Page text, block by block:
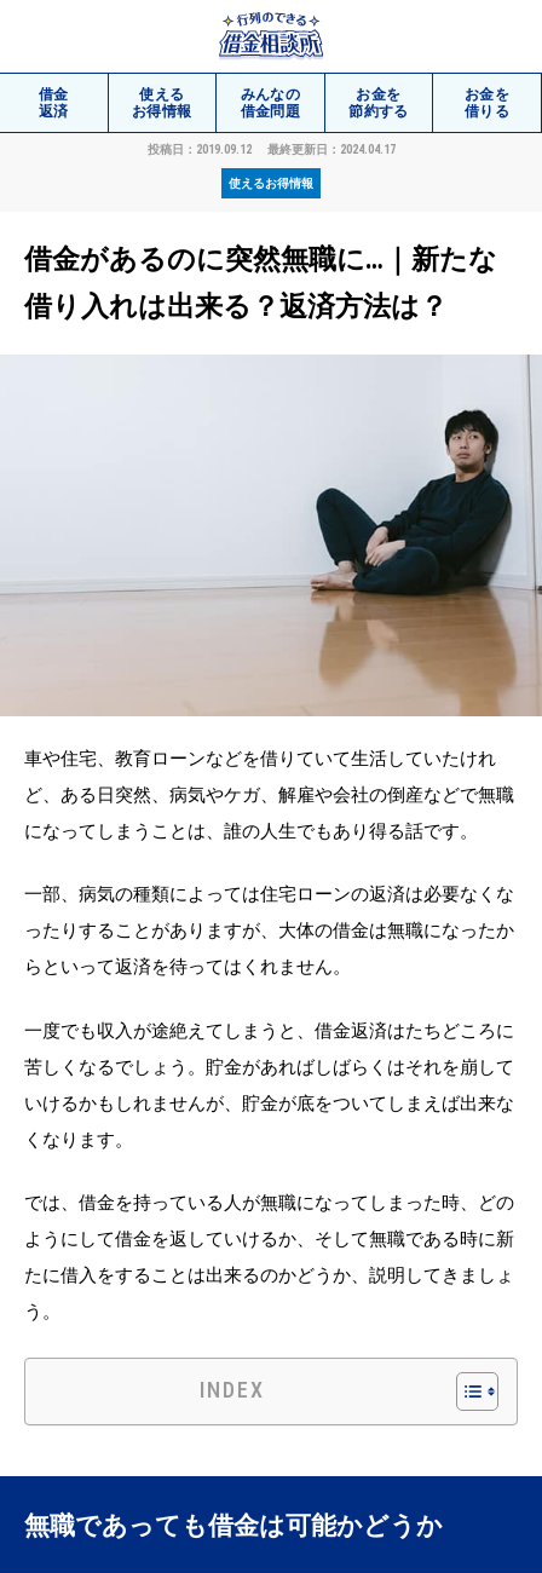
借金
返済
使える
お得情報
みんなの
借金問題
お金を
節約する
お金を
借りる
投稿日：2019.09.12 最終更新日：2024.04.17
使えるお得情報
借金があるのに突然無職に…｜新たな
借り入れは出来る？返済方法は？
車や住宅、教育ローンなどを借りていて生活していたけれ
ど、ある日突然、病気やケガ、解雇や会社の倒産などで無職
になってしまうことは、誰の人生でもあり得る話です。
一部、病気の種類によっては住宅ローンの返済は必要なくな
ったりすることがありますが、大体の借金は無職になったか
らといって返済を待ってはくれません。
一度でも収入が途絶えてしまうと、借金返済はたちどころに
苦しくなるでしょう。貯金があればしばらくはそれを崩して
いけるかもしれませんが、貯金が底をついてしまえば出来な
くなります。
では、借金を持っている人が無職になってしまった時、どの
ようにして借金を返していけるか、そして無職である時に新
たに借入をすることは出来るのかどうか、説明してきましょ
う。
INDEX
無職であっても借金は可能かどうか